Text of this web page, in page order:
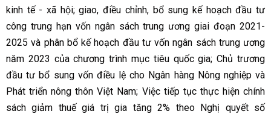
kinh tế - xã hội; giao, điều chỉnh, bổ sung kế hoạch đầu tư
công trung hạn vốn ngân sách trung ương giai đoạn 2021-
2025 và phân bổ kế hoạch đầu tư vốn ngân sách trung ương
năm 2023 của chương trình mục tiêu quốc gia; Chủ trương
đầu tư bổ sung vốn điều lệ cho Ngân hàng Nông nghiệp và
Phát triển nông thôn Việt Nam; Việc tiếp tục thực hiện chính
sách giảm thuế giá trị gia tăng 2% theo Nghị quyết số